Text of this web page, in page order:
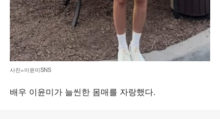
사진=이윤미SNS
배우 이윤미가 늘씬한 몸매를 자랑했다.